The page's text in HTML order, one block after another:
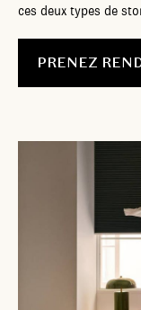
ces deux types de
PRENEZ